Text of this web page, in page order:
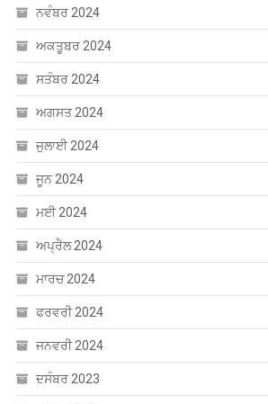
ਨਵੰਬਰ 2024
ਅਕਤੂਬਰ 2024
ਸਤੰਬਰ 2024
ਅਗਸਤ 2024
ਜੁਲਾਈ 2024
ਜੂਨ 2024
ਮਈ 2024
ਅਪ੍ਰੈਲ 2024
ਮਾਰਚ 2024
ਫਰਵਰੀ 2024
ਜਨਵਰੀ 2024
ਦਸੰਬਰ 2023